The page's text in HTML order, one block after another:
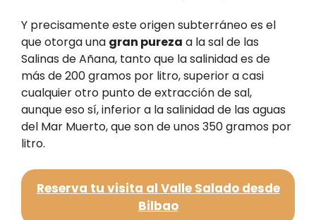
Y precisamente este origen subterráneo es el
que otorga una gran pureza a la sal de las
Salinas de Añana, tanto que la salinidad es de
más de 200 gramos por litro, superior a casi
cualquier otro punto de extracción de sal,
aunque eso sí, inferior a la salinidad de las aguas
del Mar Muerto, que son de unos 350 gramos por
litro.
Reserva tu visita al Valle Salado desde
Bilbao